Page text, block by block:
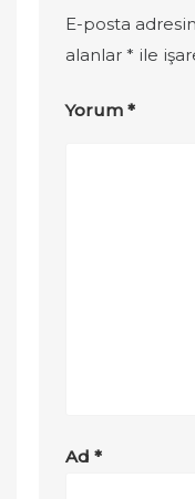
E-posta
alanlar* ile
Yorum*
Ad*